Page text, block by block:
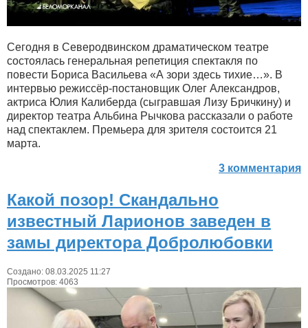
Сегодня в Северодвинском драматическом театре
состоялась генеральная репетиция спектакля по
повести Бориса Васильева «А зори здесь тихие…». В
интервью режиссёр-постановщик Олег Александров,
актриса Юлия Калиберда (сыгравшая Лизу Бричкину) и
директор театра Альбина Рычкова рассказали о работе
над спектаклем. Премьера для зрителя состоится 21
марта.
3 комментария
Какой позор! Скандально
известный Ларионов заведен в
замы директора Добролюбовки
Создано: 08.03.2025 11:27
Просмотров: 4063